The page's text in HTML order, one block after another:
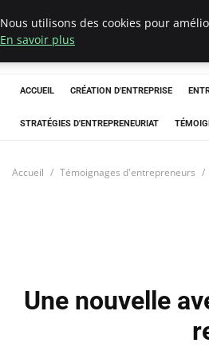
LECFCM
ACCUEIL CRÉATION D'ENTREPRISE
STRATÉGIES D'ENTREPRENEURIAT
Accueil Témoignages d'entrepreneurs
Une nouvelle
Nous utilisons des cookies pour
En savoir plus